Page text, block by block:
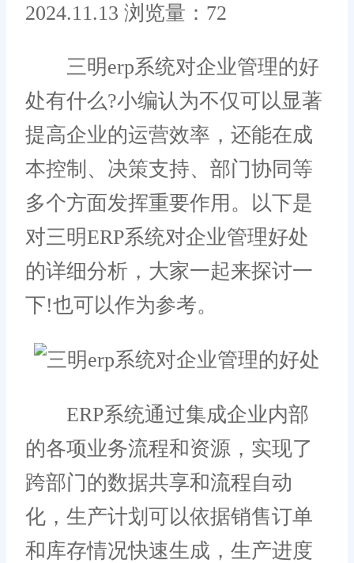
2024.11.13 浏览量：72
三明erp系统对企业管理的好
处有什么?小编认为不仅可以显著
提高企业的运营效率，还能在成
本控制、决策支持、部门协同等
多个方面发挥重要作用。以下是
对三明ERP系统对企业管理好处
的详细分析，大家一起来探讨一
下!也可以作为参考。
ERP系统通过集成企业内部
的各项业务流程和资源，实现了
跨部门的数据共享和流程自动
化，生产计划可以依据销售订单
和库存情况快速生成，生产进度